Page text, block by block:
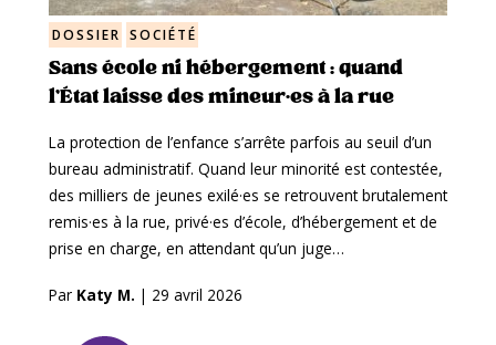
DOSSIER SOCIÉTÉ
Sans école ni hébergement : quand
l’État laisse des mineur·es à la rue
La protection de l’enfance s’arrête parfois au seuil d’un
bureau administratif. Quand leur minorité est contestée,
des milliers de jeunes exilé·es se retrouvent brutalement
remis·es à la rue, privé·es d’école, d’hébergement et de
prise en charge, en attendant qu’un juge…
Par Katy M. | 29 avril 2026